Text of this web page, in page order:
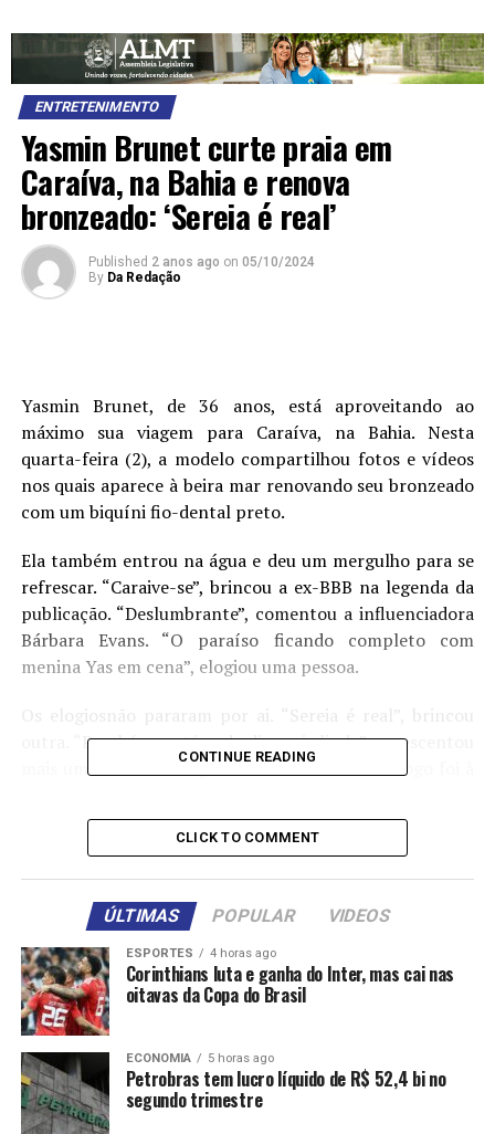
ENTRETENIMENTO
Yasmin Brunet curte praia em
Caraíva, na Bahia e renova
bronzeado: ‘Sereia é real’
Published 2 anos ago on 05/10/2024
By Da Redação
Yasmin Brunet, de 36 anos, está aproveitando ao
máximo sua viagem para Caraíva, na Bahia. Nesta
quarta-feira (2), a modelo compartilhou fotos e vídeos
nos quais aparece à beira mar renovando seu bronzeado
com um biquíni fio-dental preto.
Ela também entrou na água e deu um mergulho para se
refrescar. “Caraive-se”, brincou a ex-BBB na legenda da
publicação. “Deslumbrante”, comentou a influenciadora
Bárbara Evans. “O paraíso ficando completo com
menina Yas em cena”, elogiou uma pessoa.
outra. “Parabéns, está cada dia mais linda”, acrescentou
mais uma. Yasmin chegou ao destino ontem e logo foi à
estava usando um biquíni branco.
Fonte: TOP FAMOSOS
Comentários
RELATED TOPICS: BAHIA BRONZEADO
CARAÍVA
CURTE PRAIA REAL RENOVA
SEREIA
YASMIN
CONTINUE READING
CLICK TO COMMENT
ÚLTIMAS POPULAR VIDEOS
ESPORTES 4 horas ago
Corinthians luta e ganha do Inter, mas cai nas
oitavas da Copa do Brasil
ECONOMIA 5 horas ago
Petrobras tem lucro líquido de R$ 52,4 bi no
segundo trimestre